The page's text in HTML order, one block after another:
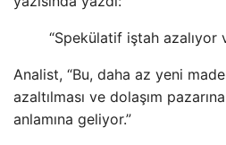
“Spekülatif iştah azalıyor
Analist, “Bu, daha az yeni
azaltılması ve dolaşım
anlamına geliyor.”